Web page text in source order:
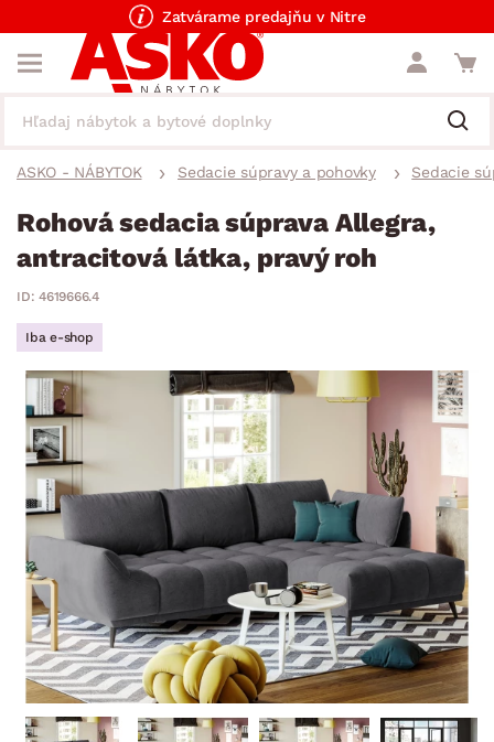
Zatvárame predajňu v Nitre
ASKO - NÁBYTOK Sedacie súpravy a pohovky Sedacie
Rohová sedacia súprava Allegra,
antracitová látka, pravý roh
ID: 4619666.4
Iba e-shop